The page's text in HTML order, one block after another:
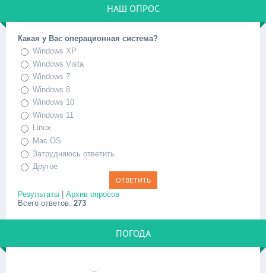
НАШ ОПРОС
Какая у Вас операционная система?
Windows XP
Windows Vista
Windows 7
Windows 8
Windows 10
Windows 11
Linux
Mac OS
Затрудняюсь ответить
Другое
Результаты | Архив опросов
Всего ответов: 273
ПОГОДА